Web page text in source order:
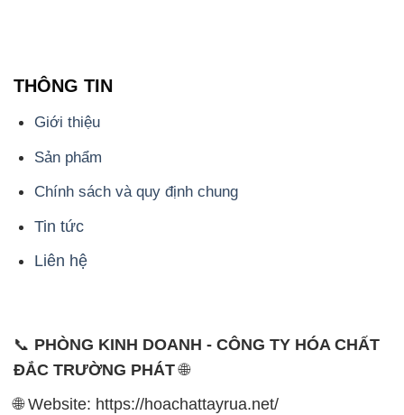
THÔNG TIN
Giới thiệu
Sản phẩm
Chính sách và quy định chung
Tin tức
Liên hệ
📞 PHÒNG KINH DOANH - CÔNG TY HÓA CHẤT
ĐẮC TRƯỜNG PHÁT🌐
🌐 Website: https://hoachattayrua.net/